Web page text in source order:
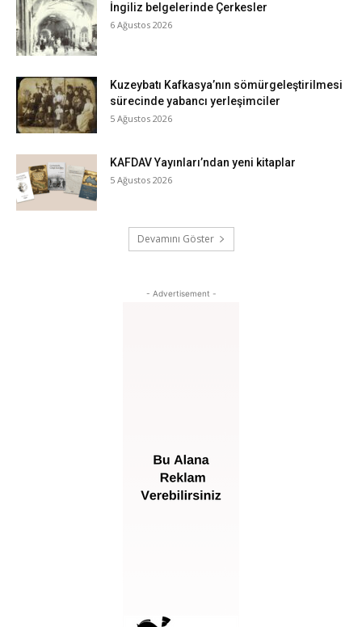
İngiliz belgelerinde Çerkesler
6 Ağustos 2026
Kuzeybatı Kafkasya’nın sömürgeleştirilmesi
sürecinde yabancı yerleşimciler
5 Ağustos 2026
KAFDAV Yayınları’ndan yeni kitaplar
5 Ağustos 2026
Devamını Göster
- Advertisement -